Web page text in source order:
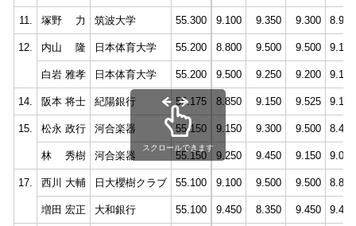
11. 塚野 力 筑波大学 55.300 9.100 9.350 9.300 8.900
12. 内山 隆 日本体育大学 55.200 8.800 9.500 9.500 9.150
白岩 雅孝 日本体育大学 55.200 9.500 9.250 9.200 9.100
14. 阪本 将士 紀陽銀行 55.175 8.850 9.150 9.525 9.100
15. 松永 政行 河合楽器 55.150 9.150 9.300 9.500 8.400
林 秀樹 河合楽器 55.150 9.250 9.450 9.150 9.000
17. 西川 大輔 日大櫻樹クラブ 55.100 9.100 9.500 9.500 8.850
増田 宏正 大和銀行 55.100 9.450 8.350 9.450 9.400
スクロールできます